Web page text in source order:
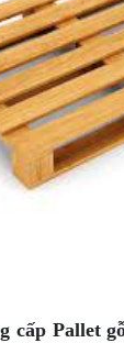
cấp Pallet